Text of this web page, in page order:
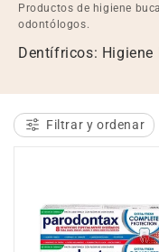
l
e
c
i
Productos de higiene
odontólogos.
Dentífricos: Higiene
Filtrar y ordenar